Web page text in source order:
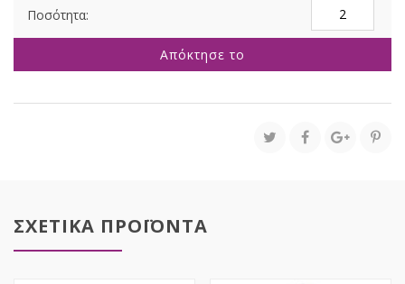
ΜΕΛΙ
ΜΠΑΛΑ
Απόκτησε το
ΣΧΕΤΙΚΑ ΠΡΟΪΟΝΤΑ